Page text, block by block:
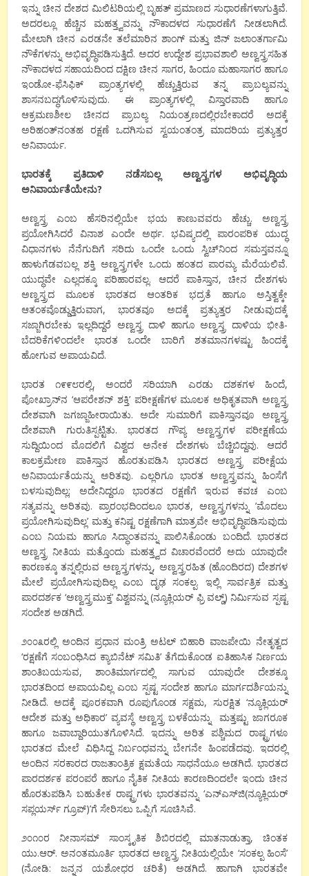
ಇನ್ನು ಚೀನ ದೇಶದ ಮಿಲಿಟರಿಯಲ್ಲಿ ಬೃಹತ್ ಪ್ರಮಾಣದ ಸುಧಾರಣೆಗಳಾಗುತ್ತಿವೆ.
ಅದರಲ್ಲೂ ಹೆಚ್ಚಿನ ಮಹತ್ತ್ವವನ್ನು ನೌಕಾದಳದ ಸುಧಾರಣೆಗೆ ನೀಡಲಾಗಿದೆ.
ಮೇಲಾಗಿ ಚೀನ ಎರಡನೇ ತಲೆಮಾರಿನ ಶಾಂಗ್ ಮತ್ತು ಜಿನ್ ಜಲಾಂತರ್ಗಾಮಿ
ನೌಕೆಗಳನ್ನು ಅಭಿವೃದ್ಧಿಪಡಿಸುತ್ತಿದೆ. ಅದರ ಉದ್ದೇಶ ಪ್ರಭಾವಶಾಲಿ ಅಣ್ವಸ್ತ್ರಸಹಿತ
ನೌಕಾದಳದ ಸಹಾಯದಿಂದ ದಕ್ಷಿಣ ಚೀನ ಸಾಗರ, ಹಿಂದೂ ಮಹಾಸಾಗರ ಹಾಗೂ
ಇಂಡೋ-ಫೆಸಿಫಿಕ್ ಪ್ರಾಂತ್ಯಗಳಲ್ಲಿ ಹೆಚ್ಚುತ್ತಿರುವ ತನ್ನ ಪ್ರಾಬಲ್ಯವನ್ನು
ಶಾಸನಬದ್ಧಗೊಳಿಸುವುದು. ಈ ಪ್ರಾಂತ್ಯಗಳಲ್ಲಿ ವಿಸ್ತಾರವಾದಿ ಹಾಗೂ
ಆಕ್ರಮಣಶೀಲ ಚೀನದ ಪ್ರಾಬಲ್ಯ ನಿಯಂತ್ರಣದಲ್ಲಿರಬೇಕಾದರೆ ಅದಕ್ಕೆ
ಅರಿಹಂತ್‌ನಂತಹ ರಕ್ಷಣೆ ಒದಗಿಸುವ ಸ್ವಯಂತಂತ್ರ ಮಾದರಿಯ ಪ್ರತ್ಯುತ್ತರ
ಅನಿವಾರ್ಯ.
ಭಾರತಕ್ಕೆ ಪ್ರತಿದಾಳಿ ನಡೆಸಬಲ್ಲ ಅಣ್ವಸ್ತ್ರಗಳ ಅಭಿವೃದ್ಧಿಯ
ಅನಿವಾರ್ಯತೆಯೇನು?
ಅಣ್ವಸ್ತ್ರ ಎಂಬ ಹೆಸರಿನಲ್ಲಿಯೇ ಭಯ ಕಾಣುವವರು ಹೆಚ್ಚು. ಅಣ್ವಸ್ತ್ರ
ಪ್ರಯೋಗಿಸಿದರೆ ವಿನಾಶ ಎಂದೇ ಅರ್ಥ. ಭವಿಷ್ಯದಲ್ಲಿ ಪಾರಂಪರಿಕ ಯುದ್ಧ
ವಿಧಾನಗಳು ನೆನೆಗುದಿಗೆ ಸರಿದು ಒಂದೇ ಒಂದು ಸ್ವಿಚ್‌ನಿಂದ ಸಮಸ್ತವನ್ನೂ
ಹಾಳುಗೆಡವಬಲ್ಲ ಶಕ್ತಿ ಅಣ್ವಸ್ತ್ರಗಳೇ ಒಂದು ಹಂತದ ಪಾರಮ್ಯ ಮೆರೆಯಲಿವೆ.
ಯುದ್ಧವೇ ಎಲ್ಲದಕ್ಕೂ ಪರಿಹಾರವಲ್ಲ. ಆದರೆ ಪಾಕಿಸ್ತಾನ, ಚೀನ ದೇಶಗಳು
ಅಣ್ವಸ್ತ್ರದ ಮೂಲಕ ಭಾರತದ ಆಂತರಿಕ ಭದ್ರತೆ ಹಾಗೂ ಅಸ್ತಿತ್ವಕ್ಕೇ
ಆತಂಕವೊಡ್ಡುತ್ತಿರುವಾಗ, ಭಾರತವೂ ಅದಕ್ಕೆ ಪ್ರತ್ಯುತ್ತರ ನೀಡುವುದಕ್ಕೆ
ಸಜ್ಜಾಗಿರಬೇಕು ಇಲ್ಲದಿದ್ದರೆ ಅಣ್ವಸ್ತ್ರ ದಾಳಿ ಹಾಗೂ ಅಣ್ವಸ್ತ್ರ ದಾಳಿಯ ಭೀತಿ-
ಬೆದರಿಕೆಗಳಿಂದಲೇ ಭಾರತ ಒಂದೇ ಬಾರಿಗೆ ಶತಮಾನಗಳಷ್ಟು ಹಿಂದಕ್ಕೆ
ಹೋಗುವ ಅಪಾಯವಿದೆ.
ಭಾರತ ೧೯೯೮ರಲ್ಲಿ, ಅಂದರೆ ಸರಿಯಾಗಿ ಎರಡು ದಶಕಗಳ ಹಿಂದೆ,
ಪೋಖ್ರಾನ್‌ನ ‘ಆಪರೇಶನ್ ಶಕ್ತಿ’ ಪರೀಕ್ಷಣೆಗಳ ಮೂಲಕ ಅಧಿಕೃತವಾಗಿ ಅಣ್ವಸ್ತ್ರ
ದೇಶವಾಗಿ ಜಗಜ್ಜಾಹೀರಾಯಿತು. ಅದೇ ಸುಮಾರಿಗೆ ಪಾಕಿಸ್ತಾನವೂ ಅಣ್ವಸ್ತ್ರ
ದೇಶವಾಗಿ ಗುರುತಿಸ್ಪಟ್ಟಿತು. ಭಾರತದ ಗೌಪ್ಯ ಅಣ್ವಸ್ತ್ರಗಳ ಪರೀಕ್ಷಣೆಯ
ಸುದ್ದಿಯಿಂದ ಮೊದಲಿಗೆ ವಿಶ್ವದ ಅನೇಕ ದೇಶಗಳು ಬೆಚ್ಚಿಬಿದ್ದವು. ಆದರೆ
ಕಾಲಕ್ರಮೇಣ ಪಾಕಿಸ್ತಾನ ಹೊರತುಪಡಿಸಿ ಭಾರತದ ಅಣ್ವಸ್ತ್ರ ಪರೀಕ್ಷೆಯ
ಅನಿವಾರ್ಯತೆಯನ್ನು ಅರಿತವು. ಎಲ್ಲರಿಗೂ ಭಾರತ ಅಣ್ವಸ್ತ್ರವನ್ನು ಹಿಂಸೆಗೆ
ಬಳಸುವುದಿಲ್ಲ; ಅದೇನಿದ್ದರೂ ಭಾರತದ ರಕ್ಷಣೆಗೆ ಇರುವ ಕವಚ ಎಂಬ
ಸತ್ಯವನ್ನು ಅರಿತವು. ಪ್ರಾರಂಭದಿಂದಲೂ ಭಾರತ, ಅಣ್ವಸ್ತ್ರಗಳನ್ನು ’ಮೊದಲು
ಪ್ರಯೋಗಿಸುವುದಿಲ್ಲ’ ಮತ್ತು ಕನಿಷ್ಟ ರಕ್ಷಣೆಗಾಗಿ ಮಾತ್ರವೇ ಅಭಿವೃದ್ಧಿಪಡಿಸುವುದು
ಎಂಬ ನಿಯಮ ಹಾಗೂ ಸಿದ್ಧಾಂತವನ್ನು ಪಾಲಿಸಿಕೊಂಡು ಬಂದಿದೆ. ಭಾರತದ
ಅಣ್ವಸ್ತ್ರ ನೀತಿಯ ಮತ್ತೊಂದು ಮಹತ್ತ್ವದ ವಿಚಾರವೆಂದರೆ ಅದು ಯಾವುದೇ
ಕಾರಣಕ್ಕೂ ತನ್ನಲ್ಲಿರುವ ಅಣ್ವಸ್ತ್ರಗಳನ್ನು, ಅಣ್ವಸ್ತ್ರರಹಿತ (ಹೊಂದಿರದ) ದೇಶಗಳ
ಮೇಲೆ ಪ್ರಯೋಗಿಸುವುದಿಲ್ಲ ಎಂಬ ದೃಢ ಸಂಕಲ್ಪ. ಇಲ್ಲಿ ಸಾರ್ವತ್ರಿಕ ಮತ್ತು
ಪಾರದರ್ಶಕ ‘ಅಣ್ವಸ್ತ್ರಮುಕ್ತ’ ವಿಶ್ವವನ್ನು (ನ್ಯೂಕ್ಲಿಯರ್ ಫ್ರಿ ವಲ್ಡ್) ನಿರ್ಮಿಸುವ ಸ್ಪಷ್ಟ
ಸಂದೇಶ ಅಡಗಿದೆ.
೨೦೦೩ರಲ್ಲಿ ಅಂದಿನ ಪ್ರಧಾನ ಮಂತ್ರಿ ಅಟಲ್ ಬಿಹಾರಿ ವಾಜಪೇಯಿ ನೇತೃತ್ವದ
‘ರಕ್ಷಣೆಗೆ ಸಂಬಂಧಿಸಿದ ಕ್ಯಾಬಿನೆಟ್ ಸಮಿತಿ’ ತೆಗೆದುಕೊಂಡ ಐತಿಹಾಸಿಕ ನಿರ್ಣಯ
ಶಾಂತಿಬಯಸುವ, ಶಾಂತಿಮಾರ್ಗದಲ್ಲಿ ಸಾಗುವ ಯಾವುದೇ ದೇಶಕ್ಕೂ
ಭಾರತದಿಂದ ಅಪಾಯವಿಲ್ಲ ಎಂಬ ಸ್ಪಷ್ಟ ಸಂದೇಶ ಹಾಗೂ ಮಾರ್ಗದರ್ಶಿಯನ್ನು
ನೀಡಿದೆ. ಅದಕ್ಕೆ ಪೂರಕವಾಗಿ ರೂಪುಗೊಂಡ ಸಕ್ಷಮ, ಸುರಕ್ಷಿತ ‘ನ್ಯೂಕ್ಲಿಯರ್
ಆದೇಶ ಮತ್ತು ಅಧಿಕಾರ’ ವ್ಯವಸ್ಥೆ ಅಣ್ವಸ್ತ್ರ ಬಳಕೆಯನ್ನು ಮತ್ತಷ್ಟು ಜಾಗರೂಕ
ಹಾಗೂ ಜವಾಬ್ದಾರಿಯುತಗೊಳಿಸಿದೆ. ಇದನ್ನು ಅರಿತ ಪಶ್ಚಿಮದ ರಾಷ್ಟ್ರಗಳೂ
ಭಾರತದ ಮೇಲೆ ವಿಧಿಸಿದ್ದ ನಿರ್ಬಂಧವನ್ನು ಬೇಗನೇ ಹಿಂಪಡೆದವು. ಇದರಲ್ಲಿ
ಅಂದಿನ ಸರಕಾರದ ರಾಜತಾಂತ್ರಿಕ ಕ್ಷಮತೆಯ ಸಾಧನೆಯೂ ಅಡಗಿದೆ. ಭಾರತದ
ಪಾರದರ್ಶಕ ಪರಂಪರೆ ಹಾಗೂ ನೈತಿಕ ನೀತಿಯ ಕಾರಣದಿಂದಲೇ ಇಂದು ಚೀನ
ಹೊರತುಪಡಿಸಿ ಬಹುತೇಕ ರಾಷ್ಟ್ರಗಳು ಭಾರತವನ್ನು ‘ಎನ್‌ಎಸ್‌ಜಿ(ನ್ಯೂಕ್ಲಿಯರ್
ಸಪ್ಲಯರ್ಸ್ ಗ್ರೂಪ್)’ಗೆ ಸೇರಿಸಲು ಒಪ್ಪಿಗೆ ಸೂಚಿಸಿವೆ.
೨೦೧೦ರ ನೀನಾಸಮ್ ಸಾಂಸ್ಕೃತಿಕ ಶಿಬಿರದಲ್ಲಿ ಮಾತನಾಡುತ್ತಾ, ಚಿಂತಕ
ಯು.ಆರ್. ಅನಂತಮೂರ್ತಿ ಭಾರತದ ಅಣ್ವಸ್ತ್ರ ನೀತಿಯಲ್ಲಿಯೇ ‘ಸಂಕಲ್ಪ ಹಿಂಸೆ’
(ನೋಡಿ: ಜನ್ನನ ಯಶೋಧರ ಚರಿತೆ) ಅಡಗಿದೆ. ಹಾಗಾಗಿ ಭಾರತವೇ